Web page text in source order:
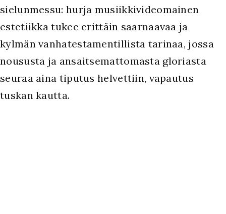
sielunmessu: hurja musiikkivideomainen
estetiikka tukee erittäin saarnaavaa ja
kylmän vanhatestamentillista tarinaa, jossa
noususta ja ansaitsemattomasta gloriasta
seuraa aina tiputus helvettiin, vapautus
tuskan kautta.